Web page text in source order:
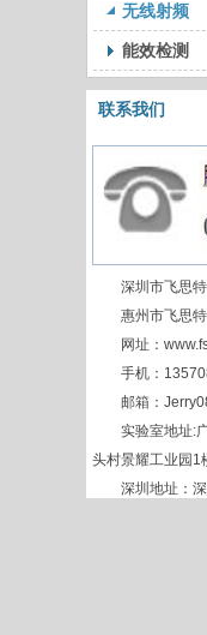
无线射频
能效检测
联系我们
深圳市飞思
惠州市飞思
网址：
手机：
邮箱：
实验室地址:
头村景耀工业园1
深圳地址：